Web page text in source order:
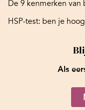
De 9 kenmerken van
HSP-test: ben je
Als